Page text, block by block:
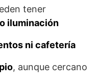
tener
iluminación
ni cafetería
, aunque cercano